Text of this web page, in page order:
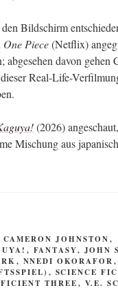
Bild­schirm
One Pie­ce(Net­flix)
davon gehen
Real-Life-
(2026)
Mischung aus
CAMERON JOHNSTON,
, FANTASY, JOHN
, NNEDI OKORAFOR,
, SCIENCE
THREE, V.E.